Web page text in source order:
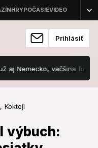
Prihlásiť
väčšina ľudí ani
Koktejl
výbuch:Hlásia
päť